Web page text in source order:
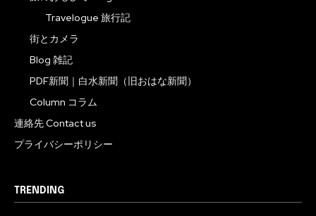
Travelogue 旅行記
街とカメラ
Blog 雑記
PDF新聞｜白水新聞（旧おはな新聞）
Column コラム
連絡先 Contact us
プライバシーポリシー
TRENDING